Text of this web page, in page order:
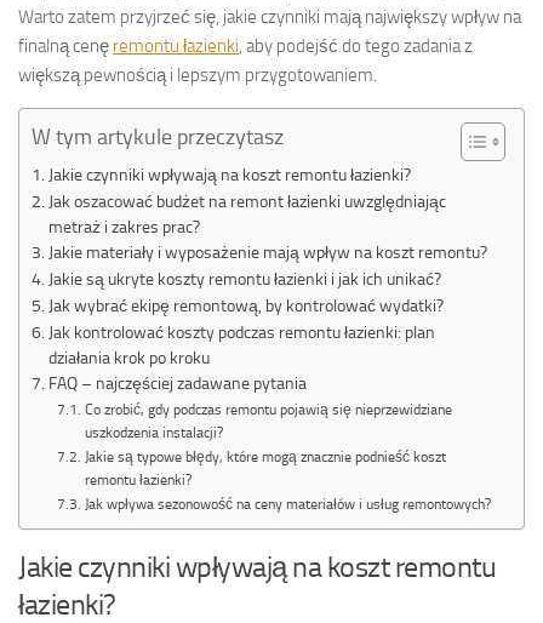
Warto zatem przyjrzeć się, jakie czynniki mają największy wpływ na
finalną cenę remontu łazienki , aby podejść do tego zadania z
większą pewnością i lepszym przygotowaniem.
W tym artykule przeczytasz
Jakie czynniki wpływają na koszt remontu łazienki?
Jak oszacować budżet na remont łazienki uwzględniając
metraż i zakres prac?
Jakie materiały i wyposażenie mają wpływ na koszt remontu?
Jakie są ukryte koszty remontu łazienki i jak ich unikać?
Jak wybrać ekipę remontową, by kontrolować wydatki?
Jak kontrolować koszty podczas remontu łazienki: plan
działania krok po kroku
FAQ – najczęściej zadawane pytania
Co zrobić, gdy podczas remontu pojawią się nieprzewidziane
uszkodzenia instalacji?
Jakie są typowe błędy, które mogą znacznie podnieść koszt
remontu łazienki?
Jak wpływa sezonowość na ceny materiałów i usług remontowych?
Jakie czynniki wpływają na koszt remontu
łazienki?